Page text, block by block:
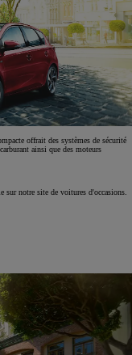
offrait des systèmes de sécurité
ainsi que des moteurs
sur notre site de voitures d'occasions.